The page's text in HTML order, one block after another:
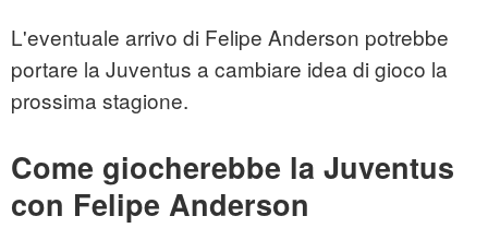
L'eventuale arrivo di Felipe Anderson potrebbe
portare la Juventus a cambiare idea di gioco la
prossima stagione.
Come giocherebbe la Juventus
con Felipe Anderson